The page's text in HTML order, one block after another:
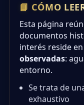
📘 CÓMO
Esta página
documentos
interés reside
observadas:
entorno.
Se trata de
exhaustivo